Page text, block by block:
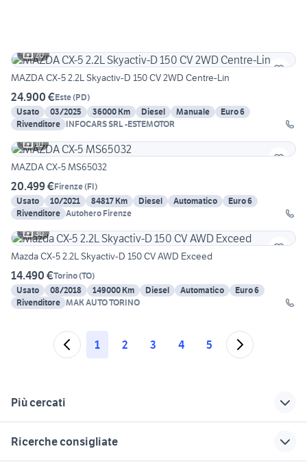
20
MAZDA CX-5 2.2L Skyactiv-D 150 CV 2WD Centre-Lin
24.900 €Este(PD)
Usato
03/2025 36000 Km Diesel Manuale
Euro 6
Rivenditore INFOCARS SRL -ESTEMOTOR
10
MAZDA CX-5 MS65032
20.499 €Firenze(FI)
Usato
10/2021 84817 Km Diesel Automatico
Euro 6
Rivenditore Autohero Firenze
30
Mazda CX-5 2.2L Skyactiv-D 150 CV AWD Exceed
14.490 €Torino(TO)
Usato
08/2018 149000 Km Diesel Automatico
Euro 6
Rivenditore MAK AUTO TORINO
1 2 3 4 5
Più cercati
Ricerche consigliate